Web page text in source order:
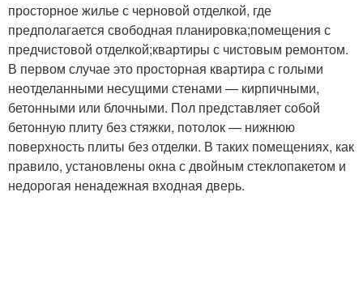
просторное жилье с черновой отделкой, где
предполагается свободная планировка;помещения с
предчистовой отделкой;квартиры с чистовым ремонтом.
В первом случае это просторная квартира с голыми
неотделанными несущими стенами — кирпичными,
бетонными или блочными. Пол представляет собой
бетонную плиту без стяжки, потолок — нижнюю
поверхность плиты без отделки. В таких помещениях, как
правило, установлены окна с двойным стеклопакетом и
недорогая ненадежная входная дверь.